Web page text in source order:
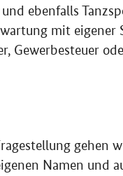
ebenfalls
mit eigener
Gewerbesteuer
gehen
Namen und